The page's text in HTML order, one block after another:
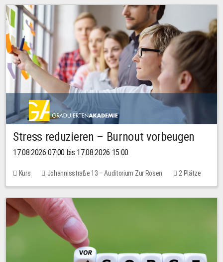
Stress reduzieren – Burnout vorbeugen
17.08.2026 07:00 bis 17.08.2026 15:00
Kurs Johannisstraße 13 – Auditorium Zur Rosen
2 Plätze
10,00 EUR